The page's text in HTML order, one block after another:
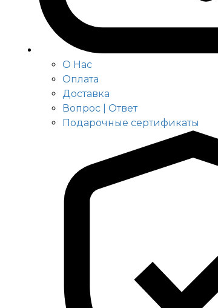
О Нас
Оплата
Доставка
Вопрос | Ответ
Подарочные сертификаты